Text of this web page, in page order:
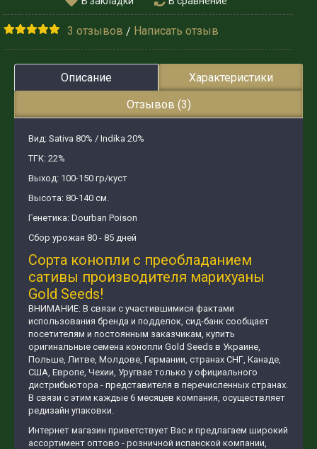
3 отзывов / Написать отзыв
Описание
Характеристики
Отзывов (3)
Вид: Sativa 80% / Indika 20%
ТГК: 22%
Выход: 100-150 гр/куст
Высота: 80-140 см.
Генетика: Dourban Poison
Сбор урожая 80 - 85 дней
Сорта конопли с преобладанием
сативы производителя марихуаны
Gold Seeds!
ВНИМАНИЕ: В связи с участившимися фактами
использования бренда и подделок, сид-банк сообщает
посетителям и постоянным заказчикам, купить
оригинальные семена конопли Gold Seeds в Украине,
Польше, Литве, Молдове, Германии, странах СНГ, Канаде,
США, Европе, Чехии, Уругвае только у официального
дистрибьютора - представителя в перечисленных странах.
В связи с этим каждые 6 месяцев компания, осуществляет
редизайн упаковки.
Интернет магазин приветствует Вас и предлагаем широкий
ассортимент оптово - розничной испанской компании,